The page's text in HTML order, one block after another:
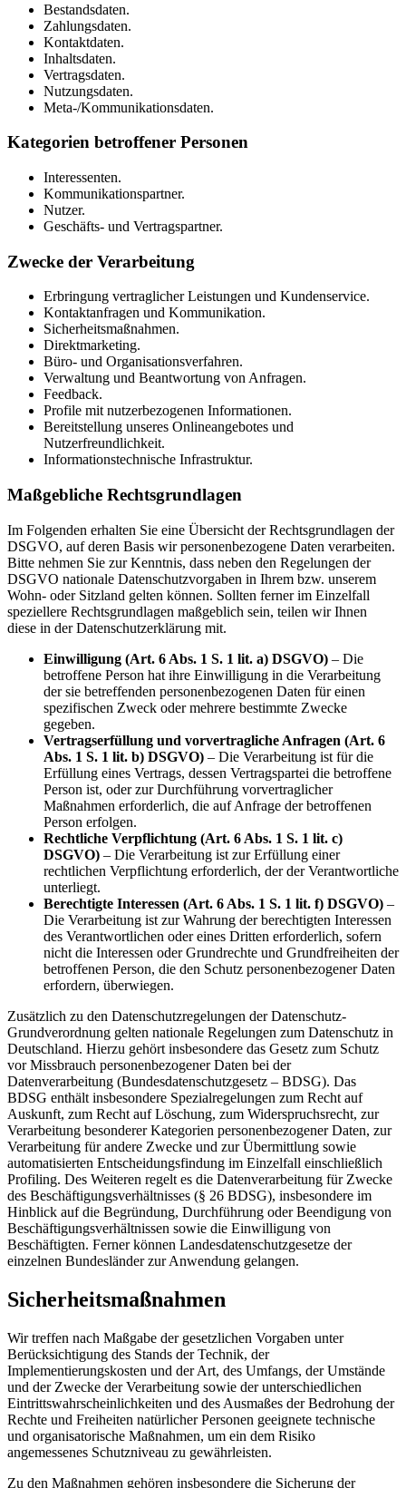
Bestandsdaten.
Zahlungsdaten.
Kontaktdaten.
Inhaltsdaten.
Vertragsdaten.
Nutzungsdaten.
Meta-/Kommunikationsdaten.
Kategorien betroffener Personen
Interessenten.
Kommunikationspartner.
Nutzer.
Geschäfts- und Vertragspartner.
Zwecke der Verarbeitung
Erbringung vertraglicher Leistungen und Kundenservice.
Kontaktanfragen und Kommunikation.
Sicherheitsmaßnahmen.
Direktmarketing.
Büro- und Organisationsverfahren.
Verwaltung und Beantwortung von Anfragen.
Feedback.
Profile mit nutzerbezogenen Informationen.
Bereitstellung unseres Onlineangebotes und
Nutzerfreundlichkeit.
Informationstechnische Infrastruktur.
Maßgebliche Rechtsgrundlagen
Im Folgenden erhalten Sie eine Übersicht der Rechtsgrundlagen der
DSGVO, auf deren Basis wir personenbezogene Daten verarbeiten.
Bitte nehmen Sie zur Kenntnis, dass neben den Regelungen der
DSGVO nationale Datenschutzvorgaben in Ihrem bzw. unserem
Wohn- oder Sitzland gelten können. Sollten ferner im Einzelfall
speziellere Rechtsgrundlagen maßgeblich sein, teilen wir Ihnen
diese in der Datenschutzerklärung mit.
Einwilligung (Art. 6 Abs. 1 S. 1 lit. a) DSGVO) – Die
betroffene Person hat ihre Einwilligung in die Verarbeitung
der sie betreffenden personenbezogenen Daten für einen
spezifischen Zweck oder mehrere bestimmte Zwecke
gegeben.
Vertragserfüllung und vorvertragliche Anfragen (Art. 6
Abs. 1 S. 1 lit. b) DSGVO) – Die Verarbeitung ist für die
Erfüllung eines Vertrags, dessen Vertragspartei die betroffene
Person ist, oder zur Durchführung vorvertraglicher
Maßnahmen erforderlich, die auf Anfrage der betroffenen
Person erfolgen.
Rechtliche Verpflichtung (Art. 6 Abs. 1 S. 1 lit. c)
DSGVO) – Die Verarbeitung ist zur Erfüllung einer
rechtlichen Verpflichtung erforderlich, der der Verantwortliche
unterliegt.
Berechtigte Interessen (Art. 6 Abs. 1 S. 1 lit. f) DSGVO) –
Die Verarbeitung ist zur Wahrung der berechtigten Interessen
des Verantwortlichen oder eines Dritten erforderlich, sofern
nicht die Interessen oder Grundrechte und Grundfreiheiten der
betroffenen Person, die den Schutz personenbezogener Daten
erfordern, überwiegen.
Zusätzlich zu den Datenschutzregelungen der Datenschutz-
Grundverordnung gelten nationale Regelungen zum Datenschutz in
Deutschland. Hierzu gehört insbesondere das Gesetz zum Schutz
vor Missbrauch personenbezogener Daten bei der
Datenverarbeitung (Bundesdatenschutzgesetz – BDSG). Das
BDSG enthält insbesondere Spezialregelungen zum Recht auf
Auskunft, zum Recht auf Löschung, zum Widerspruchsrecht, zur
Verarbeitung besonderer Kategorien personenbezogener Daten, zur
Verarbeitung für andere Zwecke und zur Übermittlung sowie
automatisierten Entscheidungsfindung im Einzelfall einschließlich
Profiling. Des Weiteren regelt es die Datenverarbeitung für Zwecke
des Beschäftigungsverhältnisses (§ 26 BDSG), insbesondere im
Hinblick auf die Begründung, Durchführung oder Beendigung von
Beschäftigungsverhältnissen sowie die Einwilligung von
Beschäftigten. Ferner können Landesdatenschutzgesetze der
einzelnen Bundesländer zur Anwendung gelangen.
Sicherheitsmaßnahmen
Wir treffen nach Maßgabe der gesetzlichen Vorgaben unter
Berücksichtigung des Stands der Technik, der
Implementierungskosten und der Art, des Umfangs, der Umstände
und der Zwecke der Verarbeitung sowie der unterschiedlichen
Eintrittswahrscheinlichkeiten und des Ausmaßes der Bedrohung der
Rechte und Freiheiten natürlicher Personen geeignete technische
und organisatorische Maßnahmen, um ein dem Risiko
angemessenes Schutzniveau zu gewährleisten.
Zu den Maßnahmen gehören insbesondere die Sicherung der